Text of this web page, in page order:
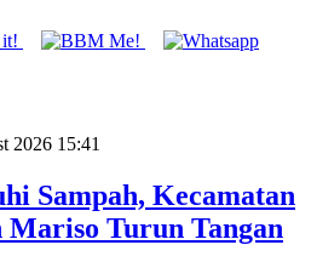
2026 15:41
Sampah, Kecamatan
Mariso Turun Tangan